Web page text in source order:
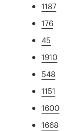
1187
176
45
1910
548
1151
1600
1668